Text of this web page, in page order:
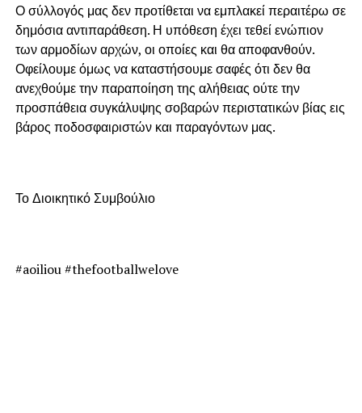
Ο σύλλογός μας δεν προτίθεται να εμπλακεί περαιτέρω σε
δημόσια αντιπαράθεση. Η υπόθεση έχει τεθεί ενώπιον
των αρμοδίων αρχών, οι οποίες και θα αποφανθούν.
Οφείλουμε όμως να καταστήσουμε σαφές ότι δεν θα
ανεχθούμε την παραποίηση της αλήθειας ούτε την
προσπάθεια συγκάλυψης σοβαρών περιστατικών βίας εις
βάρος ποδοσφαιριστών και παραγόντων μας.
Το Διοικητικό Συμβούλιο
#aoiliou #thefootballwelove